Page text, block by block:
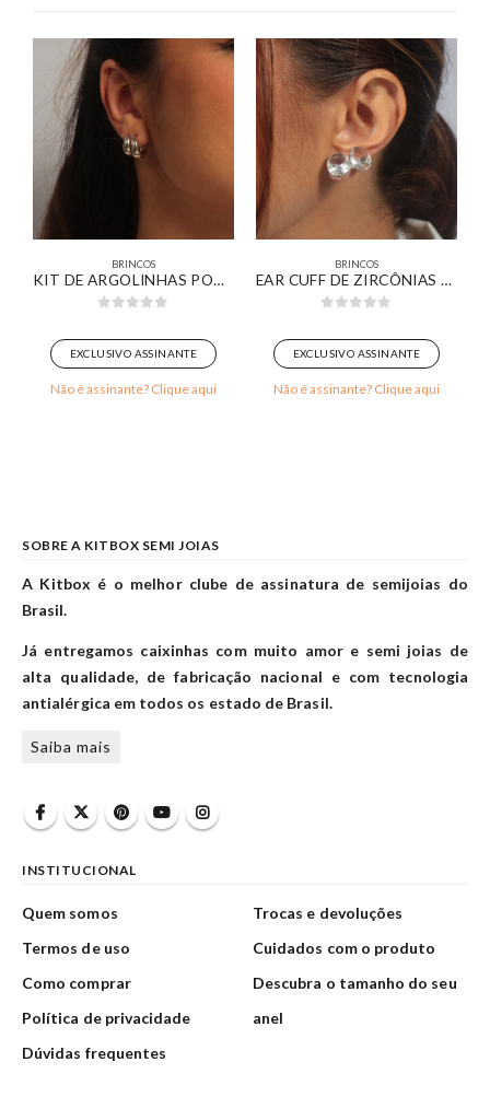
BRINCOS
KIT DE ARGOLINHAS PONTA AFINADA LISAS BANHADA EM OURO BRANCO
EXCLUSIVO ASSINANTE
Não é assinante? Clique aqui
BRINCOS
EAR CUFF DE ZIRCÔNIAS CRISTAL BANHADO EM OURO BRANCO
EXCLUSIVO ASSINANTE
Não é assinante? Clique aqui
SOBRE A KITBOX SEMI JOIAS
A Kitbox é o melhor clube de assinatura de semijoias do
Brasil.
Já entregamos caixinhas com muito amor e semi joias de
alta qualidade, de fabricação nacional e com tecnologia
antialérgica em todos os estado de Brasil.
Saiba mais
INSTITUCIONAL
Quem somos
Termos de uso
Como comprar
Política de privacidade
Dúvidas frequentes
Trocas e devoluções
Cuidados com o produto
Descubra o tamanho do seu
anel